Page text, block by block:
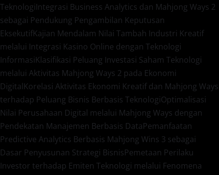
TeknologiIntegrasi Business Analytics dan Mahjong Ways 2
sebagai Pendukung Pengambilan Keputusan
EksekutifKajian Mendalam Nilai Tambah Industri Kreatif
melalui Integrasi Kasino Online dengan Teknologi
InformasiKlasifikasi Peluang Investasi Saham Teknologi
melalui Aktivitas Mahjong Ways 2 pada Ekonomi
DigitalKorelasi Aktivitas Ekonomi Kreatif dan Mahjong Ways
terhadap Peluang Bisnis Berbasis TeknologiOptimalisasi
Nilai Perusahaan Digital melalui Mahjong Ways dengan
Pendekatan Manajemen Berbasis DataPemanfaatan
Predictive Analytics Berbasis Mahjong Wins 3 sebagai
Dasar Penyusunan Strategi BisnisPemetaan Perilaku
Investor terhadap Emiten Teknologi melalui Fenomena